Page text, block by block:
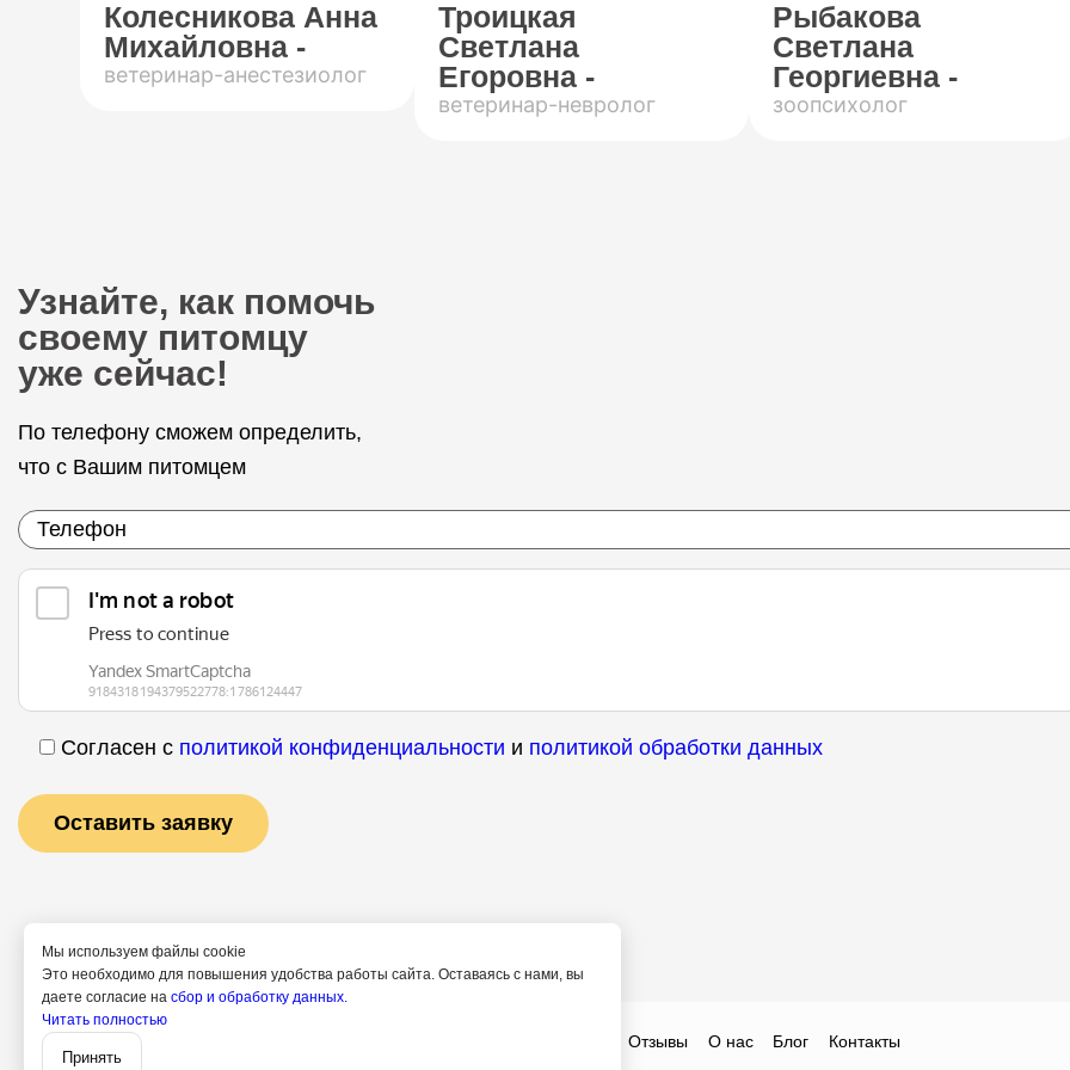
Колесникова Анна
Михайловна -
ветеринар-анестезиолог
Троицкая
Светлана
Егоровна -
ветеринар-невролог
Рыбакова
Светлана
Георгиевна -
зоопсихолог
Узнайте, как помочь
своему питомцу
уже сейчас!
По телефону сможем определить,
что с Вашим питомцем
Согласен с политикой конфиденциальности и политикой обработки данных
Мы используем файлы cookie
Это необходимо для повышения удобства работы сайта. Оставаясь с нами, вы
даете согласие на сбор и обработку данных.
Читать полностью
Принять
Отзывы О нас Блог Контакты